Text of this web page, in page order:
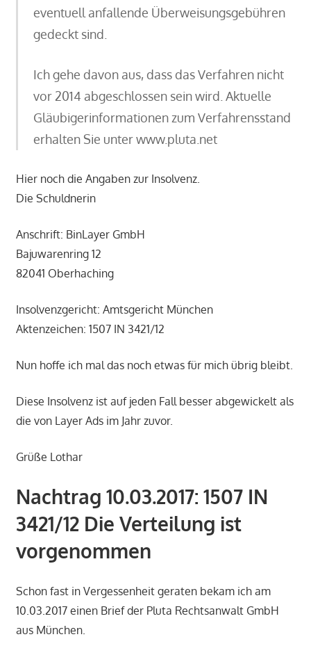
eventuell anfallende Überweisungsgebühren
gedeckt sind.
Ich gehe davon aus, dass das Verfahren nicht
vor 2014 abgeschlossen sein wird. Aktuelle
Gläubigerinformationen zum Verfahrensstand
erhalten Sie unter www.pluta.net
Hier noch die Angaben zur Insolvenz.
Die Schuldnerin
Anschrift: BinLayer GmbH
Bajuwarenring 12
82041 Oberhaching
Insolvenzgericht: Amtsgericht München
Aktenzeichen: 1507 IN 3421/12
Nun hoffe ich mal das noch etwas für mich übrig bleibt.
Diese Insolvenz ist auf jeden Fall besser abgewickelt als
die von Layer Ads im Jahr zuvor.
Grüße Lothar
Nachtrag 10.03.2017: 1507 IN
3421/12 Die Verteilung ist
vorgenommen
Schon fast in Vergessenheit geraten bekam ich am
10.03.2017 einen Brief der Pluta Rechtsanwalt GmbH
aus München.